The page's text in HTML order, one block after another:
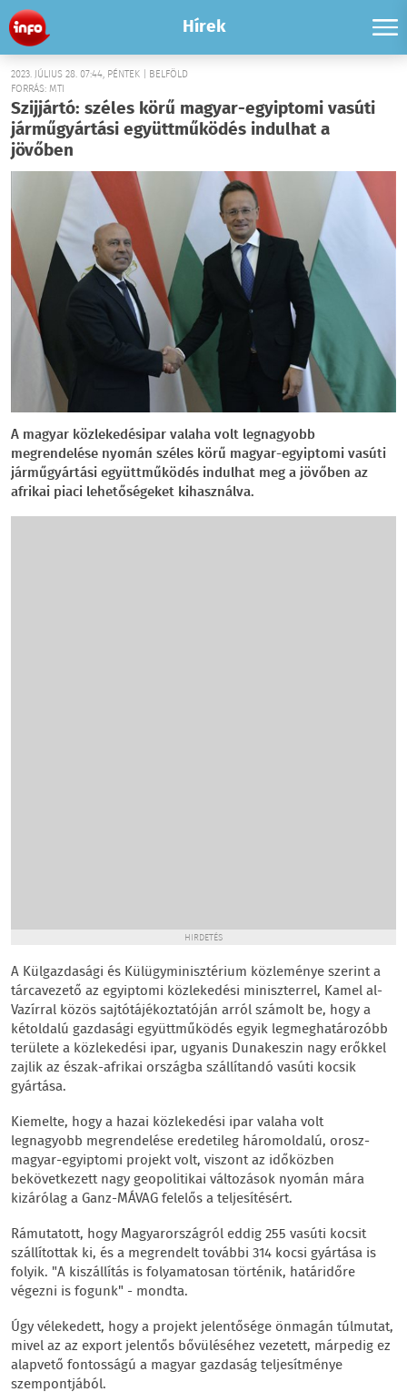
Hírek
2023. JÚLIUS 28. 07:44, PÉNTEK | BELFÖLD
FORRÁS: MTI
Szijjártó: széles körű magyar-egyiptomi vasúti
járműgyártási együttműködés indulhat a
jövőben
A magyar közlekedésipar valaha volt legnagyobb
megrendelése nyomán széles körű magyar-egyiptomi vasúti
járműgyártási együttműködés indulhat meg a jövőben az
afrikai piaci lehetőségeket kihasználva.
HIRDETÉS
A Külgazdasági és Külügyminisztérium közleménye szerint a
tárcavezető az egyiptomi közlekedési miniszterrel, Kamel al-
Vazírral közös sajtótájékoztatóján arról számolt be, hogy a
kétoldalú gazdasági együttműködés egyik legmeghatározóbb
területe a közlekedési ipar, ugyanis Dunakeszin nagy erőkkel
zajlik az észak-afrikai országba szállítandó vasúti kocsik
gyártása.
Kiemelte, hogy a hazai közlekedési ipar valaha volt
legnagyobb megrendelése eredetileg háromoldalú, orosz-
magyar-egyiptomi projekt volt, viszont az időközben
bekövetkezett nagy geopolitikai változások nyomán mára
kizárólag a Ganz-MÁVAG felelős a teljesítésért.
Rámutatott, hogy Magyarországról eddig 255 vasúti kocsit
szállítottak ki, és a megrendelt további 314 kocsi gyártása is
folyik. "A kiszállítás is folyamatosan történik, határidőre
végezni is fogunk" - mondta.
Úgy vélekedett, hogy a projekt jelentősége önmagán túlmutat,
mivel az az export jelentős bővüléséhez vezetett, márpedig ez
alapvető fontosságú a magyar gazdaság teljesítménye
szempontjából.